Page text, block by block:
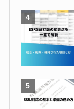
4
5